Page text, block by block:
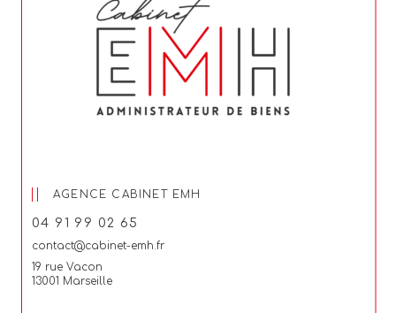
AGENCE CABINET EMH
04 91 99 02 65
contact@cabinet-emh.fr
19 rue Vacon
13001 Marseille